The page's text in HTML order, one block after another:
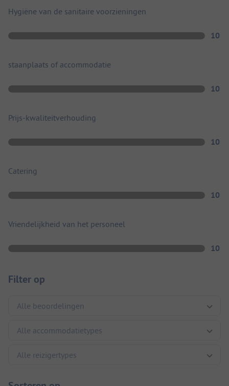
Hygiëne van de sanitaire voorzieningen
10
staanplaats of accommodatie
10
Prijs-kwaliteitverhouding
10
Catering
10
Vriendelijkheid van het personeel
10
Filter op